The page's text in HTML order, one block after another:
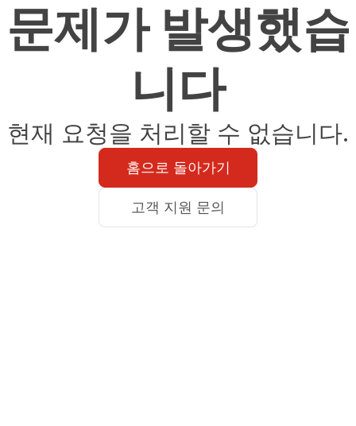
문제가 발생했습
니다
현재 요청을 처리할 수 없습니다.
홈으로 돌아가기
고객 지원 문의